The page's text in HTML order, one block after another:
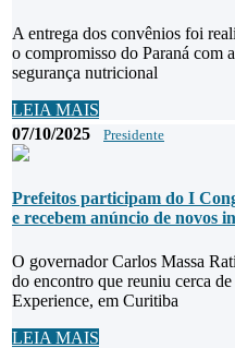
A entrega dos convênios foi
o compromisso do Paraná com
segurança nutricional
LEIA MAIS
07/10/2025
Presidente
Prefeitos participam do I
e recebem anúncio de novos
O governador Carlos Massa
do encontro que reuniu cerca
Experience, em Curitiba
LEIA MAIS